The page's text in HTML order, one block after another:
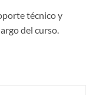
técnico y
del curso.